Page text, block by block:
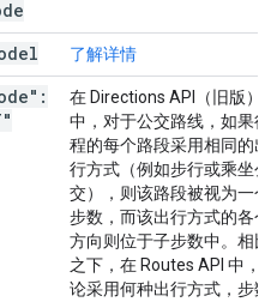
了解详情
在 Directions API（旧版）
中，对于公交路线，如果行
程的每个路段采用相同的出
行方式（例如步行或乘坐公
交），则该路段被视为一个
步数，而该出行方式的各个
方向则位于子步数中。相比
之下，在 Routes API 中，无
论采用何种出行方式，步数